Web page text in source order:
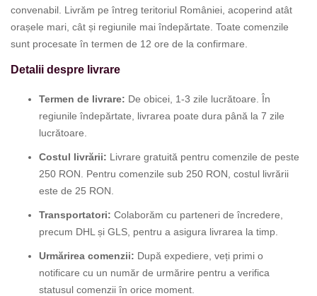
convenabil. Livrăm pe întreg teritoriul României, acoperind atât
orașele mari, cât și regiunile mai îndepărtate. Toate comenzile
sunt procesate în termen de 12 ore de la confirmare.
Detalii despre livrare
Termen de livrare: De obicei, 1-3 zile lucrătoare. În
regiunile îndepărtate, livrarea poate dura până la 7 zile
lucrătoare.
Costul livrării: Livrare gratuită pentru comenzile de peste
250 RON. Pentru comenzile sub 250 RON, costul livrării
este de 25 RON.
Transportatori: Colaborăm cu parteneri de încredere,
precum DHL și GLS, pentru a asigura livrarea la timp.
Urmărirea comenzii: După expediere, veți primi o
notificare cu un număr de urmărire pentru a verifica
statusul comenzii în orice moment.